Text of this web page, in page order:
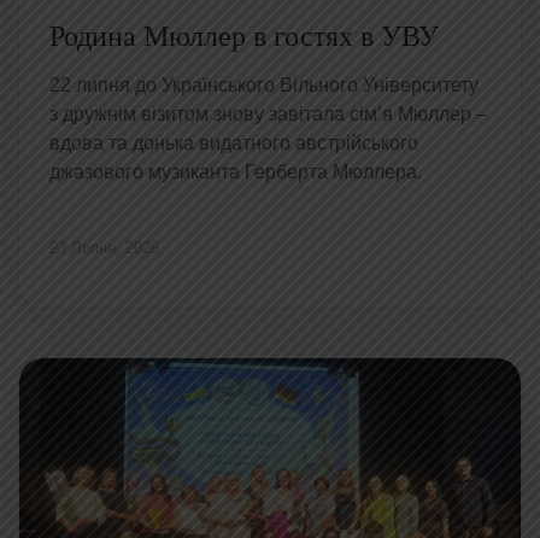
Родина Мюллер в гостях в УВУ
22 липня до Українського Вільного Університету
з дружнім візитом знову завітала сім’я Мюллер –
вдова та донька видатного австрійського
джазового музиканта Герберта Мюллера.
23 Липня, 2026